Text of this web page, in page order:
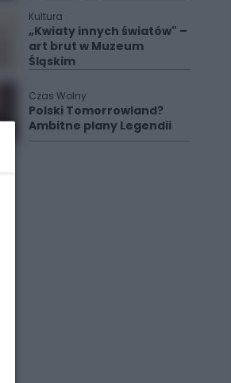
Kultura
„Kwiaty innych światów" –
art brut w Muzeum
Śląskim
Czas Wolny
Polski Tomorrowland?
Ambitne plany Legendii